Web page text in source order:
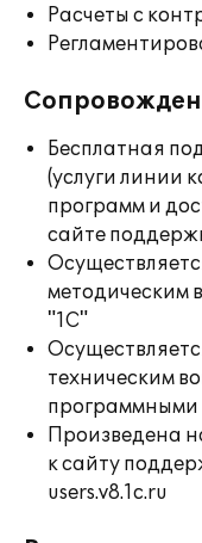
Расчеты с
Бесплатная
(услуги линии
программ и
сайте
методическим
"1С"
техническим
программными
Произведена
к сайту
users.v8.1c.ru